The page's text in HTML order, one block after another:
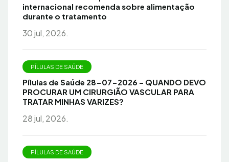
internacional recomenda sobre alimentação
durante o tratamento
30 jul, 2026.
PÍLULAS DE SAÚDE
Pílulas de Saúde 28-07-2026 – QUANDO DEVO
PROCURAR UM CIRURGIÃO VASCULAR PARA
TRATAR MINHAS VARIZES?
28 jul, 2026.
PÍLULAS DE SAÚDE